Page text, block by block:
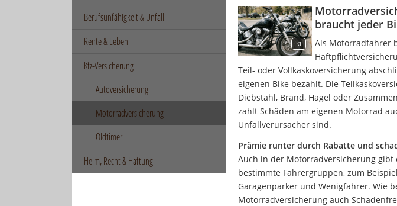
Berufsunfähigkeit & Unfall
Rente & Leben
Kfz-Versicherung
Autoversicherung
Motorradversicherung
Oldtimer
Heim, Recht & Haftung
KI
braucht jeder
Als Motorradfahrer
Teil- oder Vollkaskoversicherung
eigenen Bike bezahlt. Die
Diebstahl, Brand, Hagel oder
zahlt Schäden am eigenen Motorrad
Unfallverursacher sind.
Prämie runter durch Rabatte und
Auch in der Motorradversicherung gibt
bestimmte Fahrergruppen, zum
Garagenparker und Wenigfahrer. Wie
Motorradversicherung auch